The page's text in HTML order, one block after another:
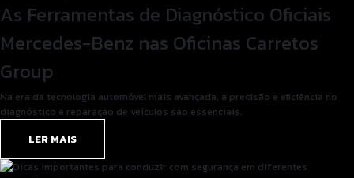
As Ferramentas de Diagnóstico Oficiais
Mercedes-Benz nas Oficinas Carretos
Group
Na era da tecnologia automóvel mais avançada, a precisão e eficiência no
diagnóstico e reparação de veículos são essenciais.
LER MAIS